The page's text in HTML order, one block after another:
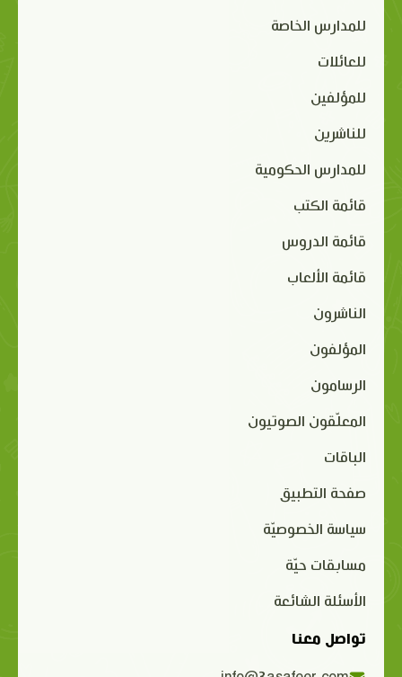
للمدارس الخاصة
للعائلات
للمؤلفين
للناشرين
للمدارس الحكومية
قائمة الكتب
قائمة الدروس
قائمة الألعاب
الناشرون
المؤلفون
الرسامون
المعلّقون الصوتيون
الباقات
صفحة التطبيق
سياسة الخصوصيّة
مسابقات حيّة
الأسئلة الشائعة
تواصل معنا